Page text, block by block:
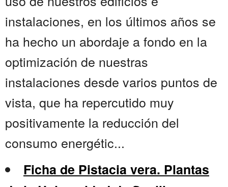
instalaciones, en los últimos años se
ha hecho un abordaje a fondo en la
optimización de nuestras
instalaciones desde varios puntos de
vista, que ha repercutido muy
positivamente la reducción del
consumo energétic...
Ficha de Pistacia vera. Plantas